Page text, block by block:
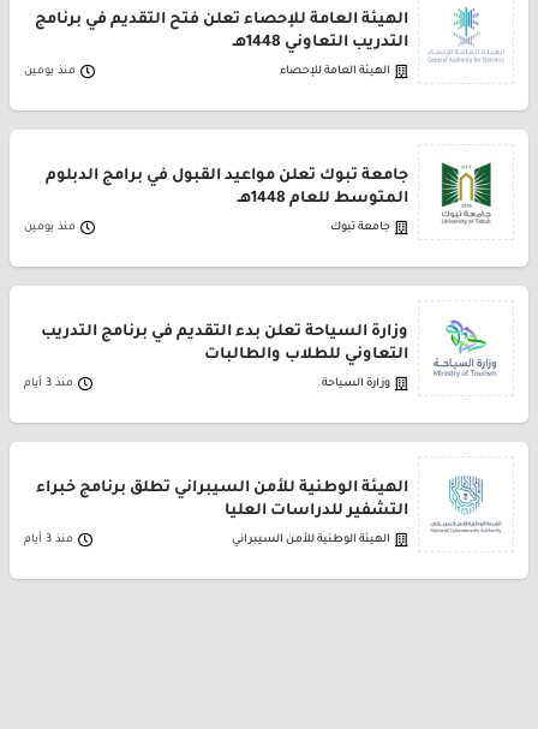
الهيئة العامة للإحصاء تعلن فتح التقديم في برنامج
التدريب التعاوني 1448هـ
الهيئة العامة للإحصاء منذ يومين
جامعة تبوك تعلن مواعيد القبول في برامج الدبلوم
المتوسط للعام 1448هـ
جامعة تبوك منذ يومين
وزارة السياحة تعلن بدء التقديم في برنامج التدريب
التعاوني للطلاب والطالبات
وزارة السياحة منذ 3 أيام
الهيئة الوطنية للأمن السيبراني تطلق برنامج خبراء
التشفير للدراسات العليا
الهيئة الوطنية للأمن السيبراني منذ 3 أيام